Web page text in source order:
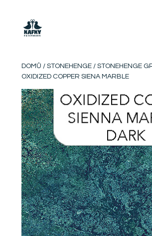
DOMŮ / STONEHENGE/ STONEHENGE
OXIDIZED COPPER SIENA MARBLE